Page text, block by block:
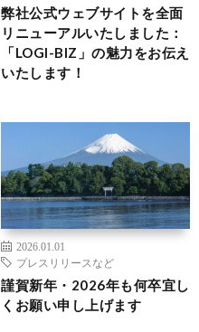
弊社公式ウェブサイトを全面
リニューアルいたしました：
「LOGI-BIZ」の魅力をお伝え
いたします！
2026.01.01
プレスリリースなど
謹賀新年・2026年も何卒宜し
くお願い申し上げます